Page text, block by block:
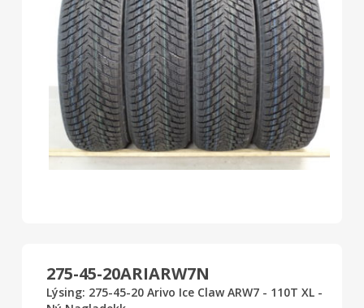
Lýsing: 275-45-20 Arivo Ice Claw ARW7 - 110T XL -
275-45-20ARIARW7N